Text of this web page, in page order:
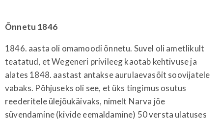
Õnnetu 1846
1846. aasta oli omamoodi õnnetu. Suvel oli ametlikult
teatatud, et Wegeneri privileeg kaotab kehtivuse ja
alates 1848. aastast antakse aurulaevasõit soovijatele
vabaks. Põhjuseks oli see, et üks tingimus osutus
reederitele ülejõukäivaks, nimelt Narva jõe
süvendamine (kivide eemaldamine) 50 versta ulatuses